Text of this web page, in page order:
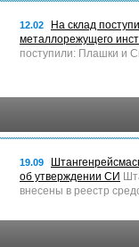
12.02
На склад
металлорежущего
поступили: Плашки и
19.09
об утверждении СИ
внесены в реестр